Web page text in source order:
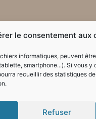
le consentement aux
informatiques, peuvent
smartphone...). Si vous y
recueillir des statistiques
Refuser